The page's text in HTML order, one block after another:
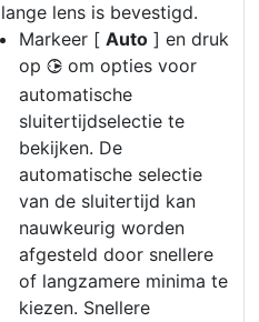
lange lens is bevestigd.
Markeer [ Auto ] en druk
op 2 om opties voor
automatische
sluitertijdselectie te
bekijken. De
automatische selectie
van de sluitertijd kan
nauwkeurig worden
afgesteld door snellere
of langzamere minima te
kiezen. Snellere